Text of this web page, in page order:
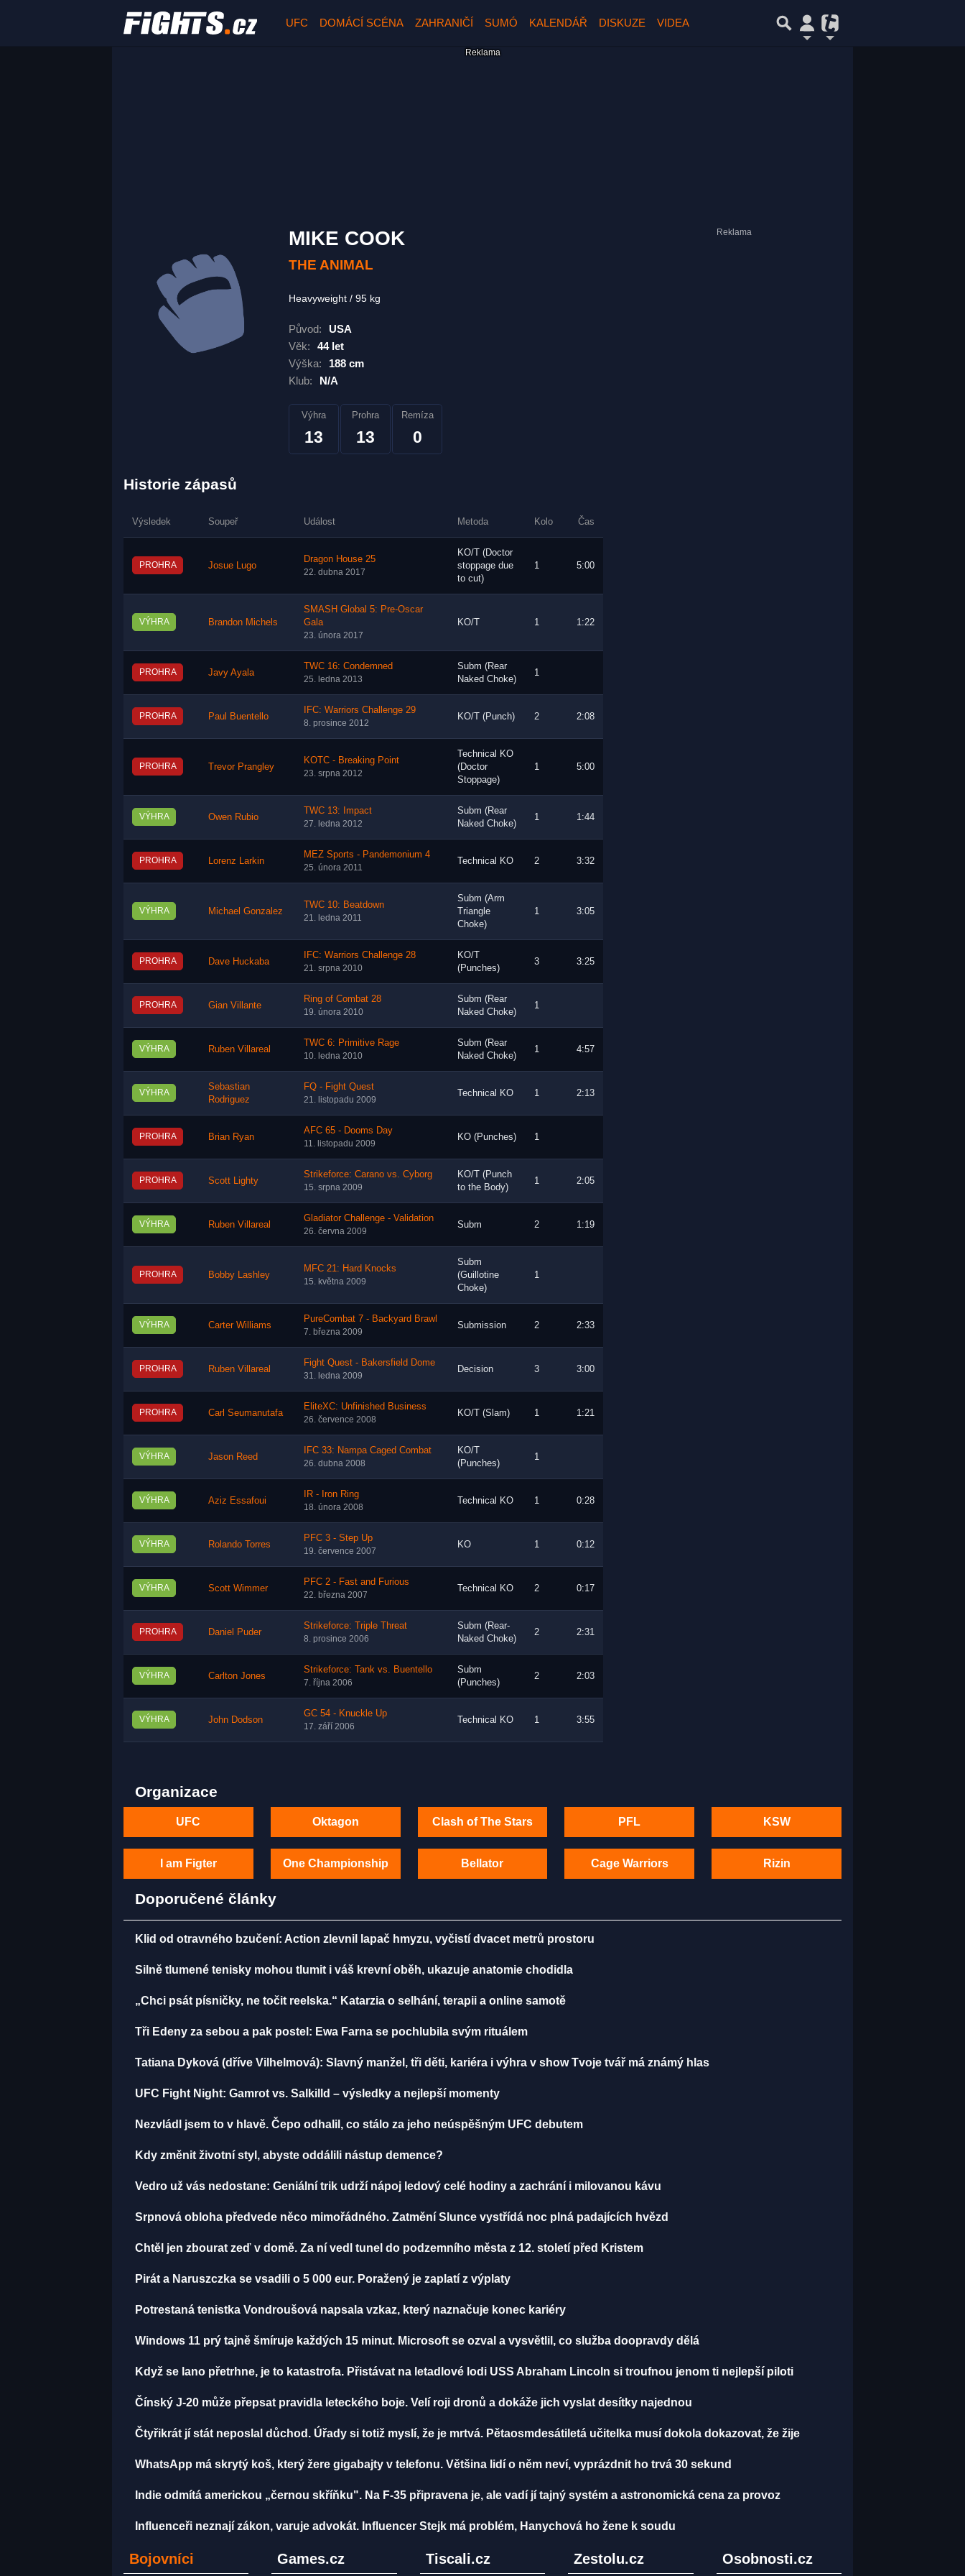
UFC DOMÁCÍ SCÉNA ZAHRANIČÍ SUMÓ KALENDÁŘ DISKUZE VIDEA
MIKE COOK
THE ANIMAL
Heavyweight 95 kg
Původ:
USA
Věk:
44 let
Výška:
188 cm
Klub:
N/A
Výhra
13
Prohra
13
Remíza
0
Historie zápasů
Výsledek Soupeř Událost Metoda Kolo Čas
PROHRA Josue Lugo
Dragon House 25
22. dubna 2017
KO/T (Doctor
stoppage due
to cut)
1 5:00
VÝHRA Brandon Michels
SMASH Global 5: Pre-Oscar
Gala
23. února 2017
KO/T 1 1:22
PROHRA Javy Ayala
TWC 16: Condemned
25. ledna 2013
Subm (Rear
Naked Choke)
1
PROHRA Paul Buentello
IFC: Warriors Challenge 29
8. prosince 2012
KO/T (Punch) 2 2:08
PROHRA Trevor Prangley
KOTC - Breaking Point
23. srpna 2012
Technical KO
(Doctor
Stoppage)
1 5:00
VÝHRA Owen Rubio
TWC 13: Impact
27. ledna 2012
Subm (Rear
Naked Choke)
1 1:44
PROHRA Lorenz Larkin
MEZ Sports - Pandemonium 4
25. února 2011
Technical KO 2 3:32
VÝHRA Michael Gonzalez
TWC 10: Beatdown
21. ledna 2011
Subm (Arm
Triangle
Choke)
1 3:05
PROHRA Dave Huckaba
IFC: Warriors Challenge 28
21. srpna 2010
KO/T
(Punches)
3 3:25
PROHRA Gian Villante
Ring of Combat 28
19. února 2010
Subm (Rear
Naked Choke)
1
VÝHRA Ruben Villareal
TWC 6: Primitive Rage
10. ledna 2010
Subm (Rear
Naked Choke)
1 4:57
VÝHRA
Sebastian
Rodriguez
FQ - Fight Quest
21. listopadu 2009
Technical KO 1 2:13
PROHRA Brian Ryan
AFC 65 - Dooms Day
11. listopadu 2009
KO (Punches) 1
PROHRA Scott Lighty
Strikeforce: Carano vs. Cyborg
15. srpna 2009
KO/T (Punch
to the Body)
1 2:05
VÝHRA Ruben Villareal
Gladiator Challenge - Validation
26. června 2009
Subm 2 1:19
PROHRA Bobby Lashley
MFC 21: Hard Knocks
15. května 2009
Subm
(Guillotine
Choke)
1
VÝHRA Carter Williams
PureCombat 7 - Backyard Brawl
7. března 2009
Submission 2 2:33
PROHRA Ruben Villareal
Fight Quest - Bakersfield Dome
31. ledna 2009
Decision 3 3:00
PROHRA Carl Seumanutafa
EliteXC: Unfinished Business
26. července 2008
KO/T (Slam) 1 1:21
VÝHRA Jason Reed
IFC 33: Nampa Caged Combat
26. dubna 2008
KO/T
(Punches)
1
VÝHRA Aziz Essafoui
IR - Iron Ring
18. února 2008
Technical KO 1 0:28
VÝHRA Rolando Torres
PFC 3 - Step Up
19. července 2007
KO 1 0:12
VÝHRA Scott Wimmer
PFC 2 - Fast and Furious
22. března 2007
Technical KO 2 0:17
PROHRA Daniel Puder
Strikeforce: Triple Threat
8. prosince 2006
Subm (Rear-
Naked Choke)
2 2:31
VÝHRA Carlton Jones
Strikeforce: Tank vs. Buentello
7. října 2006
Subm
(Punches)
2 2:03
VÝHRA John Dodson
GC 54 - Knuckle Up
17. září 2006
Technical KO 1 3:55
Organizace
UFC Oktagon Clash of The Stars PFL KSW
I am Figter One Championship Bellator Cage Warriors Rizin
Doporučené články
Klid od otravného bzučení: Action zlevnil lapač hmyzu, vyčistí dvacet metrů prostoru
Silně tlumené tenisky mohou tlumit i váš krevní oběh, ukazuje anatomie chodidla
„Chci psát písničky, ne točit reelska.“ Katarzia o selhání, terapii a online samotě
Tři Edeny za sebou a pak postel: Ewa Farna se pochlubila svým rituálem
Tatiana Dyková (dříve Vilhelmová): Slavný manžel, tři děti, kariéra i výhra v show Tvoje tvář má známý hlas
UFC Fight Night: Gamrot vs. Salkilld – výsledky a nejlepší momenty
Nezvládl jsem to v hlavě. Čepo odhalil, co stálo za jeho neúspěšným UFC debutem
Kdy změnit životní styl, abyste oddálili nástup demence?
Vedro už vás nedostane: Geniální trik udrží nápoj ledový celé hodiny a zachrání i milovanou kávu
Srpnová obloha předvede něco mimořádného. Zatmění Slunce vystřídá noc plná padajících hvězd
Chtěl jen zbourat zeď v domě. Za ní vedl tunel do podzemního města z 12. století před Kristem
Pirát a Naruszczka se vsadili o 5 000 eur. Poražený je zaplatí z výplaty
Potrestaná tenistka Vondroušová napsala vzkaz, který naznačuje konec kariéry
Windows 11 prý tajně šmíruje každých 15 minut. Microsoft se ozval a vysvětlil, co služba doopravdy dělá
Když se lano přetrhne, je to katastrofa. Přistávat na letadlové lodi USS Abraham Lincoln si troufnou jenom ti nejlepší piloti
Čínský J-20 může přepsat pravidla leteckého boje. Velí roji dronů a dokáže jich vyslat desítky najednou
Čtyřikrát jí stát neposlal důchod. Úřady si totiž myslí, že je mrtvá. Pětaosmdesátiletá učitelka musí dokola dokazovat, že žije
WhatsApp má skrytý koš, který žere gigabajty v telefonu. Většina lidí o něm neví, vyprázdnit ho trvá 30 sekund
Indie odmítá americkou „černou skříňku". Na F-35 připravena je, ale vadí jí tajný systém a astronomická cena za provoz
Influenceři neznají zákon, varuje advokát. Influencer Stejk má problém, Hanychová ho žene k soudu
Bojovníci Games.cz Tiscali.cz Zestolu.cz Osobnosti.cz